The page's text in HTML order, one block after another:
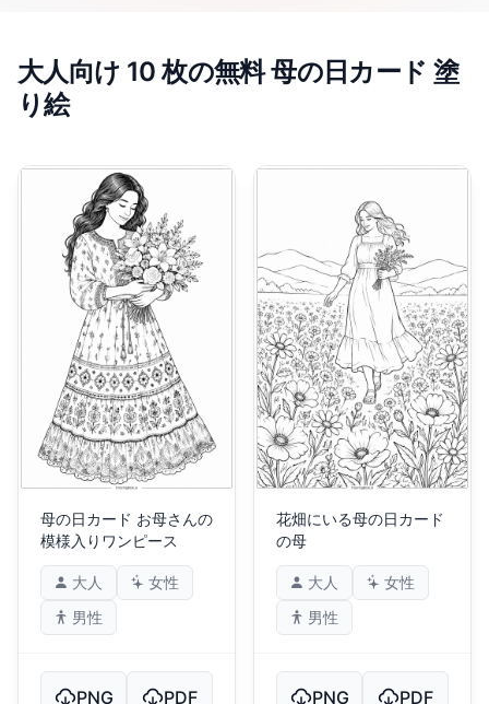
大人向け 10 枚の無料 母の日カード 塗
り絵
母の日カード お母さんの
模様入りワンピース
大人
女性
男性
PNG PDF
花畑にいる母の日カード
の母
大人
女性
男性
PNG PDF